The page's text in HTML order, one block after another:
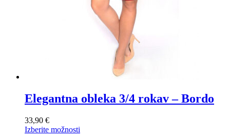
Elegantna obleka 3/4 rokav – Bordo
33,90 €
Izberite možnosti